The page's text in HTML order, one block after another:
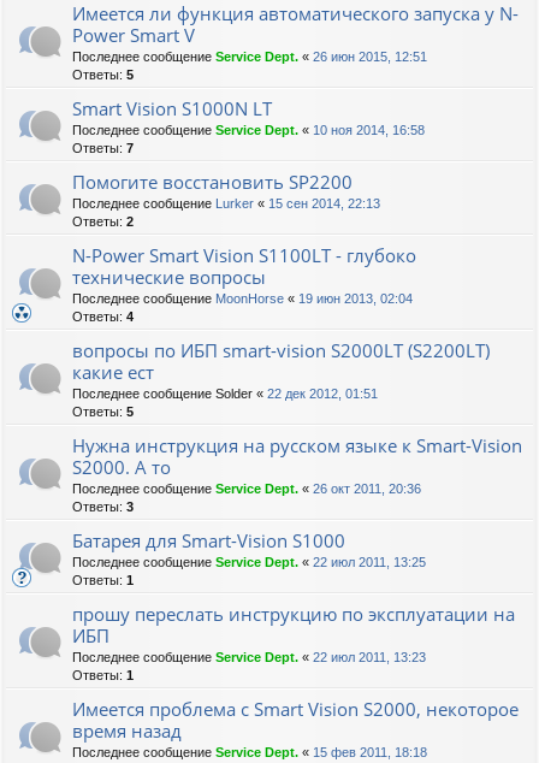
Имеется ли функция автоматического запуска у N-
Power Smart V
Последнее сообщение Service Dept. « 26 июн 2015, 12:51
Ответы: 5
Smart Vision S1000N LT
Последнее сообщение Service Dept. « 10 ноя 2014, 16:58
Ответы: 7
Помогите восстановить SP2200
Последнее сообщение Lurker « 15 сен 2014, 22:13
Ответы: 2
N-Power Smart Vision S1100LT - глубоко
технические вопросы
Последнее сообщение MoonHorse « 19 июн 2013, 02:04
Ответы: 4
вопросы по ИБП smart-vision S2000LT (S2200LT)
какие ест
Последнее сообщение Solder « 22 дек 2012, 01:51
Ответы: 5
Нужна инструкция на русском языке к Smart-Vision
S2000. А то
Последнее сообщение Service Dept. « 26 окт 2011, 20:36
Ответы: 3
Батарея для Smart-Vision S1000
Последнее сообщение Service Dept. « 22 июл 2011, 13:25
Ответы: 1
прошу переслать инструкцию по эксплуатации на
ИБП
Последнее сообщение Service Dept. « 22 июл 2011, 13:23
Ответы: 1
Имеется проблема с Smart Vision S2000, некоторое
время назад
Последнее сообщение Service Dept. « 15 фев 2011, 18:18